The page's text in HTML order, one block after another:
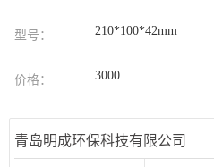
型号： 210*100*42mm
价格： 3000
青岛明成环保科技有限公司